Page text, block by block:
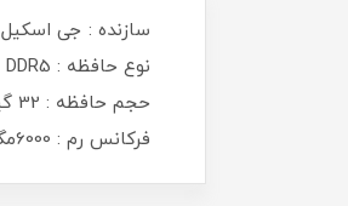
سازنده : جی اسکیل
نوع حافظه : DDR5
حجم حافظه : 32 گیگابایت
فرکانس رم : 6000مگاهرتز